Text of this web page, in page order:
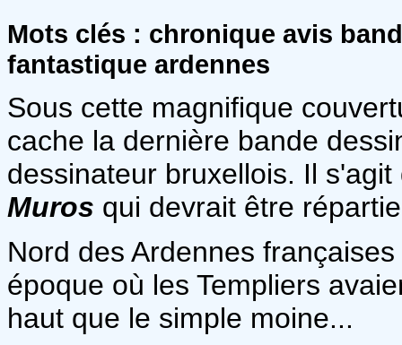
Mots clés : chronique avis
fantastique ardennes
Sous cette magnifique
cache la dernière bande
dessinateur bruxellois. Il
Muros qui devrait être
Nord des Ardennes
époque où les Templiers
haut que le simple moine...